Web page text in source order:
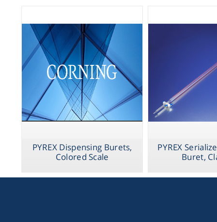
PYREX
Buret,
PYREX Dispensing Burets,
Colored Scale